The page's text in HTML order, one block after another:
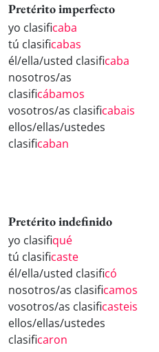
Pretérito imperfecto
yo clasificaba
tú clasificabas
él/ella/usted clasificaba
nosotros/as
clasificábamos
vosotros/as clasificabais
ellos/ellas/ustedes
clasificaban
Pretérito indefinido
yo clasifiqué
tú clasificaste
él/ella/usted clasificó
nosotros/as clasificamos
vosotros/as clasificasteis
ellos/ellas/ustedes
clasificaron